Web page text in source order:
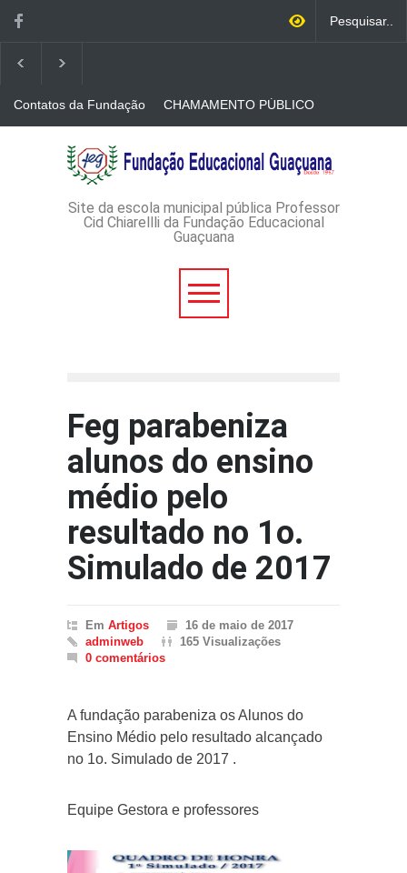
Contatos da Fundação
CHAMAMENTO PÚBLICO
CREDENCIAMENTO DE
IMPRESSOS
AVISO DE DISPENSA DE
LICITAÇÃO - DISPENSA DE
LICITAÇÃO Nº 53/2026-
ADMINISTRATIVO Nº
Site da escola municipal pública Professor
Cid Chiarellli da Fundação Educacional
Guaçuana
Feg parabeniza
alunos do ensino
médio pelo
resultado no 1o.
Simulado de 2017
Em Artigos
16 de maio de 2017
adminweb
165 Visualizações
0 comentários
A fundação parabeniza os Alunos do
Ensino Médio pelo resultado alcançado
no 1o. Simulado de 2017 .
Equipe Gestora e professores